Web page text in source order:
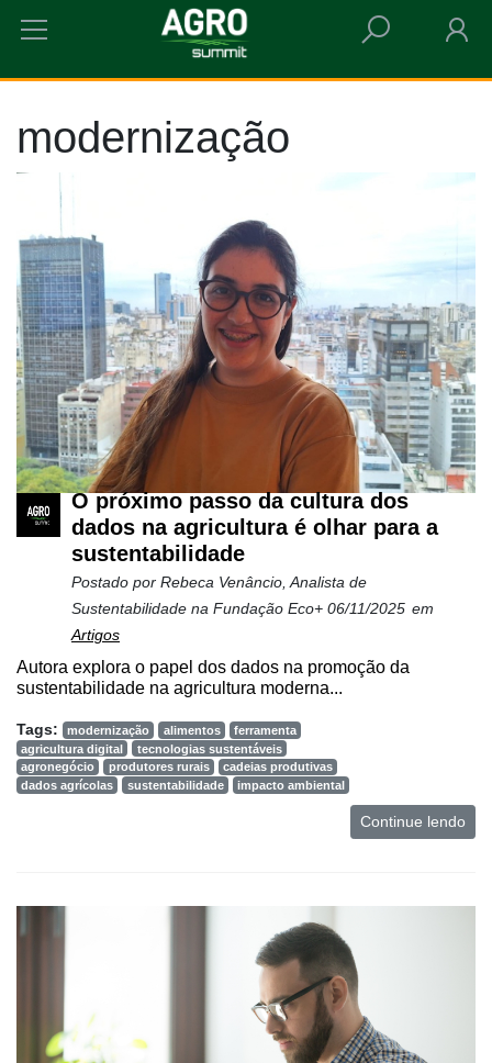
HOME MODERNIZAÇÃO
modernização
O próximo passo da cultura dos
dados na agricultura é olhar para a
sustentabilidade
Postado por Rebeca Venâncio, Analista de
Sustentabilidade na Fundação Eco+ 06/11/2025 em
Artigos
Autora explora o papel dos dados na promoção da
sustentabilidade na agricultura moderna...
Tags: modernização alimentos
ferramenta
agricultura digital
tecnologias sustentáveis
agronegócio
produtores rurais
cadeias produtivas
dados agrícolas
sustentabilidade impacto ambiental
Continue lendo